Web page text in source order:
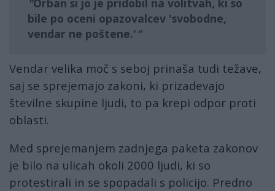
bile po oceni opazovalcev 'svobodne,
vendar ne poštene.'
Vendar velika moč s seboj prinaša tudi težave,
saj se sprejemajo zakoni, ki prizadevajo
številne skupine ljudi, to pa krepi odpor proti
oblasti.
Med sprejemanjem zadnjega paketa zakonov
je bilo na ulicah okoli 2000 ljudi, ki so
protestirali in se spopadali s policijo. Predno